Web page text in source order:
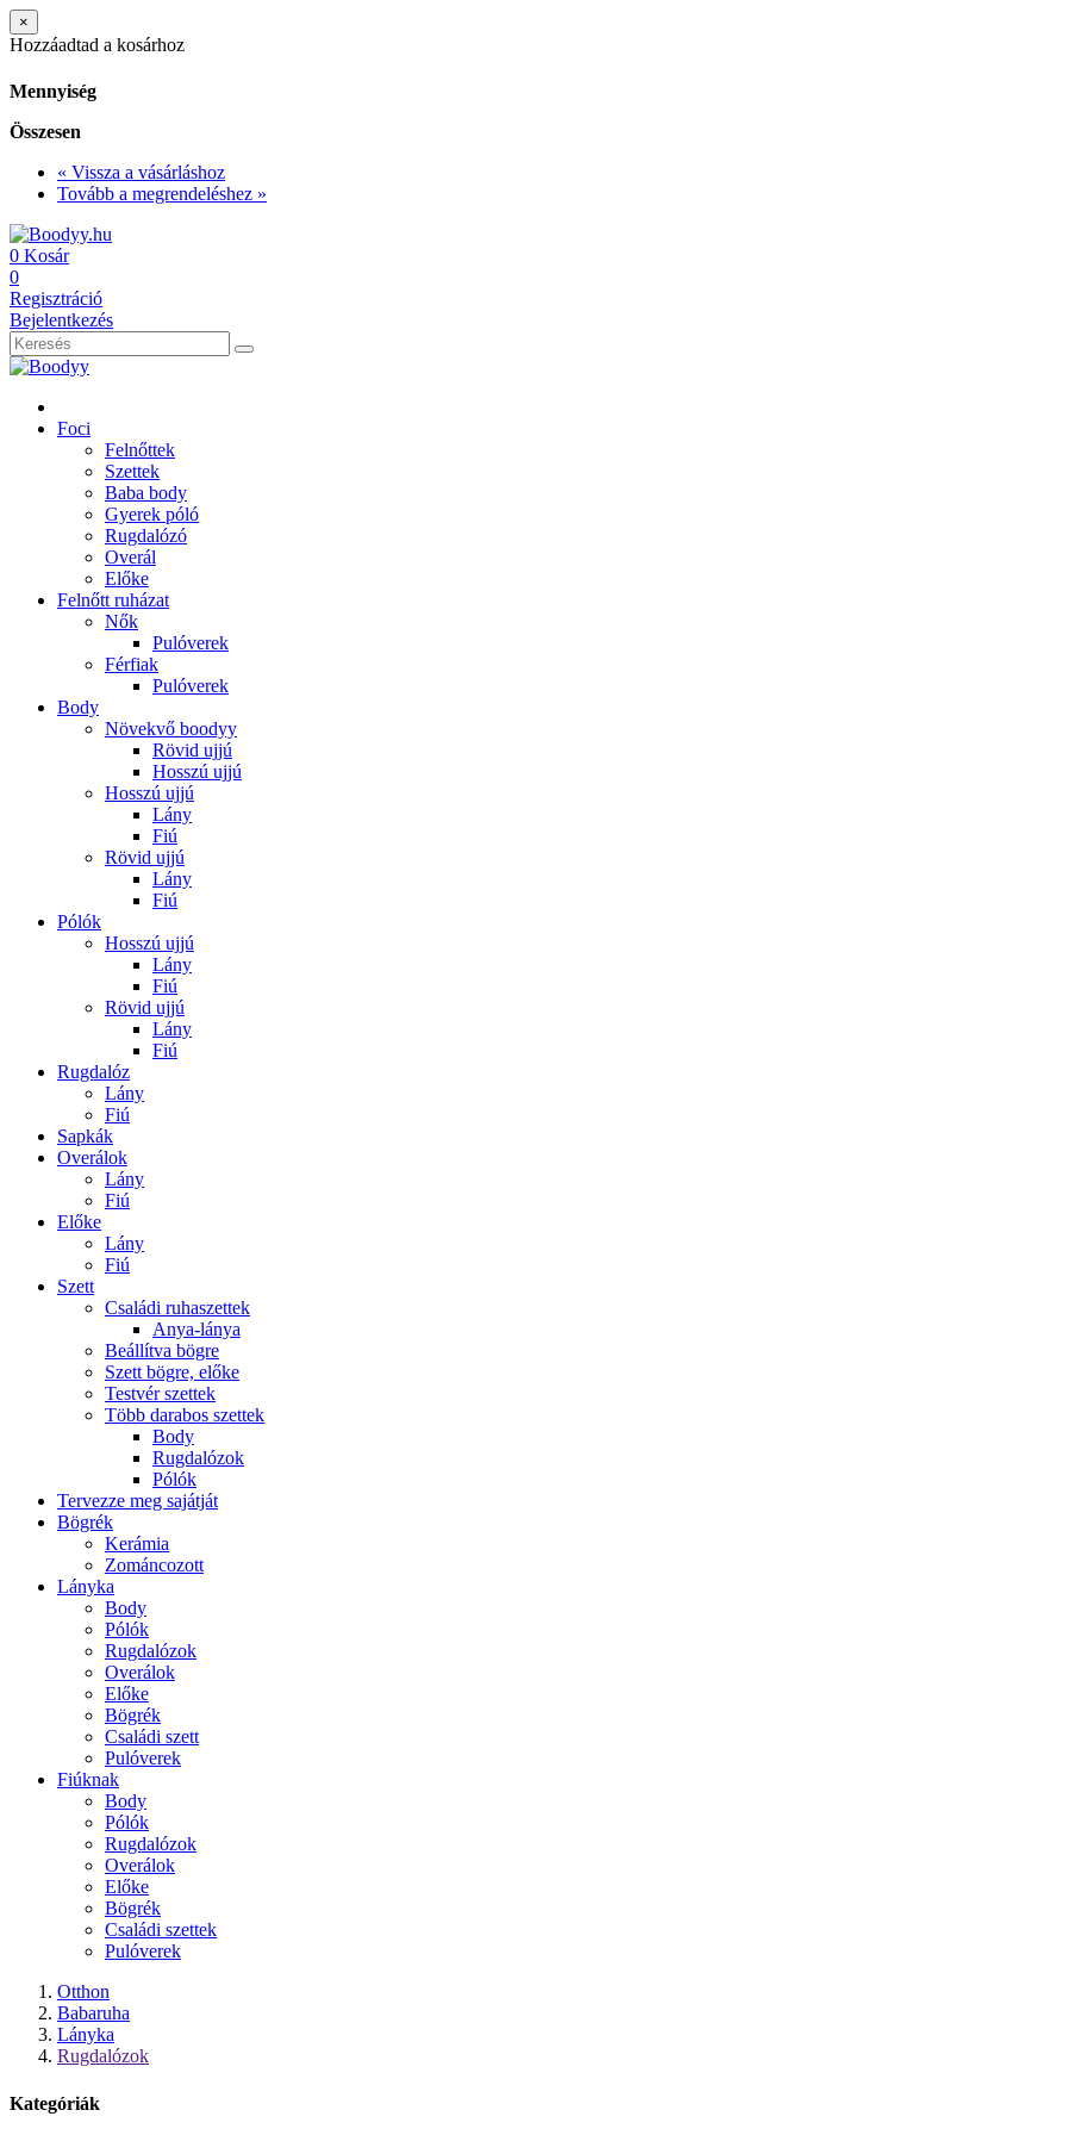
×
Hozzáadtad a kosárhoz
Mennyiség
Összesen
« Vissza a vásárláshoz
Tovább a megrendeléshez »
0 Kosár
0
Regisztráció
Bejelentkezés
Foci
Felnőttek
Szettek
Baba body
Gyerek póló
Rugdalózó
Overál
Előke
Felnőtt ruházat
Nők
Pulóverek
Férfiak
Pulóverek
Body
Növekvő boodyy
Rövid ujjú
Hosszú ujjú
Hosszú ujjú
Lány
Fiú
Rövid ujjú
Lány
Fiú
Pólók
Hosszú ujjú
Lány
Fiú
Rövid ujjú
Lány
Fiú
Rugdalóz
Lány
Fiú
Sapkák
Overálok
Lány
Fiú
Előke
Lány
Fiú
Szett
Családi ruhaszettek
Anya-lánya
Beállítva bögre
Szett bögre, előke
Testvér szettek
Több darabos szettek
Body
Rugdalózok
Pólók
Tervezze meg sajátját
Bögrék
Kerámia
Zománcozott
Lányka
Body
Pólók
Rugdalózok
Overálok
Előke
Bögrék
Családi szett
Pulóverek
Fiúknak
Body
Pólók
Rugdalózok
Overálok
Előke
Bögrék
Családi szettek
Pulóverek
Otthon
Babaruha
Lányka
Rugdalózok
Kategóriák